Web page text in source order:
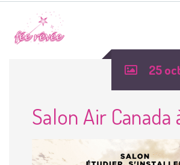
25
Salon Air Canada